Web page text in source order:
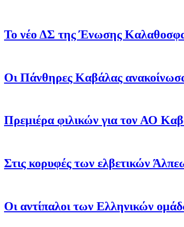
Το νέο ΔΣ της Ένωσης
Οι Πάνθηρες Καβάλας
Πρεμιέρα φιλικών για τον ΑΟ
Στις κορυφές των ελβετικών
Οι αντίπαλοι των Ελληνικών